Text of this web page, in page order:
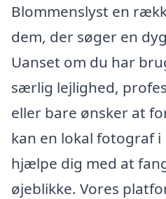
Blommenslyst en
dem, der søger en
Uanset om du har
særlig lejlighed,
eller bare ønsker at
kan en lokal fotograf i
hjælpe dig med at
øjeblikke. Vores